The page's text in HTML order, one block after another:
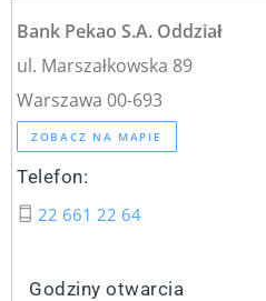
Bank Pekao S.A. Oddział
ul. Marszałkowska 89
Warszawa 00-693
ZOBACZ NA MAPIE
Telefon:
22 661 22 64
Godziny otwarcia